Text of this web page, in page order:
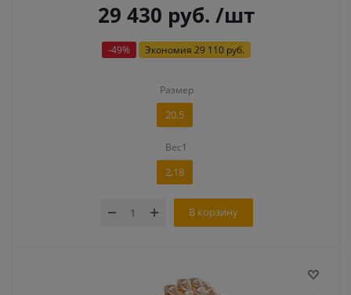
29 430 руб. /шт
-49% Экономия 29 110 руб.
Размер
20,5
Вес1
2,18
В корзину